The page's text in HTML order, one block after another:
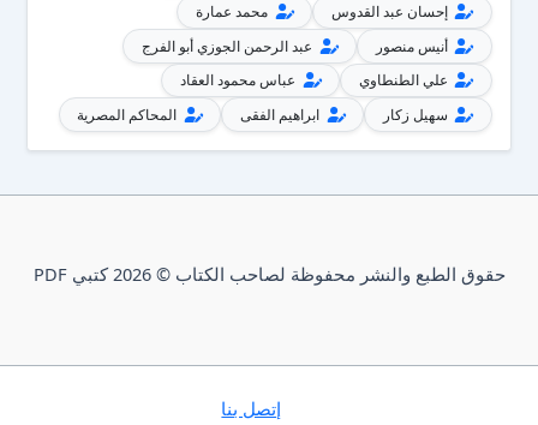
إحسان عبد القدوس
محمد عمارة
أنيس منصور
عبد الرحمن الجوزي أبو الفرج
علي الطنطاوي
عباس محمود العقاد
سهيل زكار
ابراهيم الفقى المحاكم المصرية
حقوق الطبع والنشر محفوظة لصاحب الكتاب © 2026 كتبي PDF
إتصل بنا